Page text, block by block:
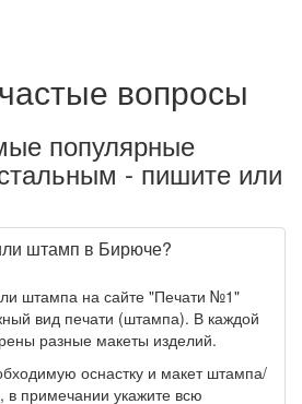
вопросы
популярные
- пишите или
штамп в Бирюче?
штампа на сайте "Печати №1"
вид печати (штампа). В каждой
разные макеты изделий.
оснастку и макет штампа/
в примечании укажите всю